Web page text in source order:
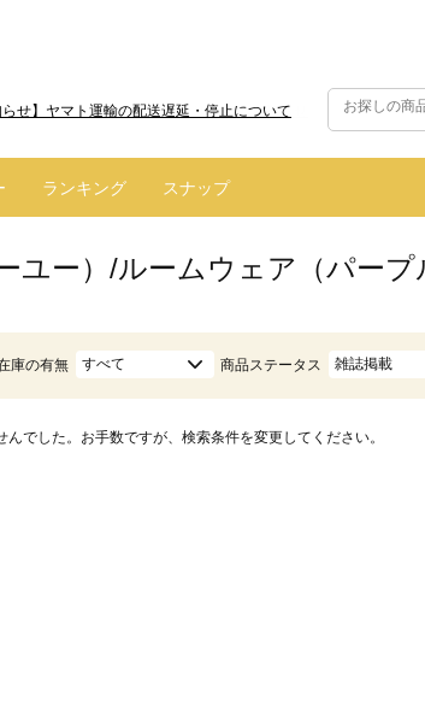
)AM2:00～サイトメンテナンス実施のお知らせ
せ】ヤマト運輸の配送遅延・停止について
ランキング スナップ
ユー）/ルームウェア（パープ
庫の有無 すべて 商品ステータス 雑誌掲載
でした。お手数ですが、検索条件を変更してください。